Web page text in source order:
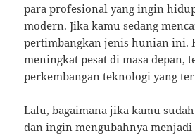
para profesional yang ingin
modern. Jika kamu sedang
pertimbangkan jenis hunian ini.
meningkat pesat di masa depan,
perkembangan teknologi yang
Lalu, bagaimana jika kamu
dan ingin mengubahnya menjadi